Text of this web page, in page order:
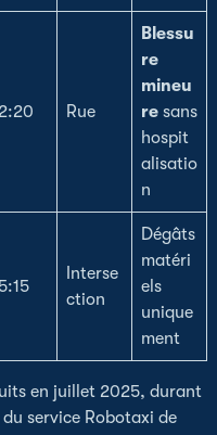
Rue
Blessu
re
mineu
re sans
hospit
alisatio
n
Interse
ction
Dégâts
matéri
els
unique
ment
en juillet 2025, durant
du service Robotaxi de